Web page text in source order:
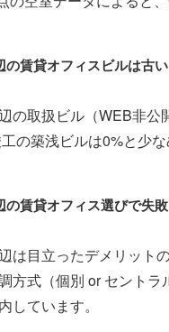
の賃貸オフィスビルは古
の取扱ビル（WEB非
の築浅ビルは0%と少
の賃貸オフィス選びで失
は目立ったデメリット
方式（個別 or セント
しています。